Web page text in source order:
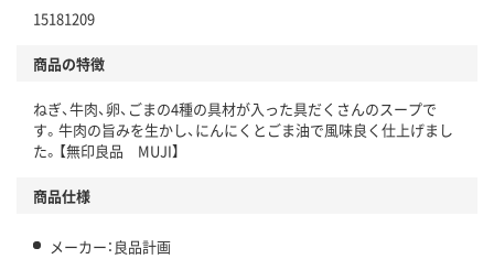
15181209
商品の特徴
ねぎ、牛肉、卵、ごまの4種の具材が入った具だくさんのスープで
す。牛肉の旨みを生かし、にんにくとごま油で風味良く仕上げまし
た。【無印良品 MUJI】
商品仕様
メーカー：良品計画